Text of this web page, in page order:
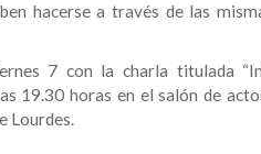
hacerse a través de las
7 con la charla titulada
19.30 horas en el salón de
Lourdes.